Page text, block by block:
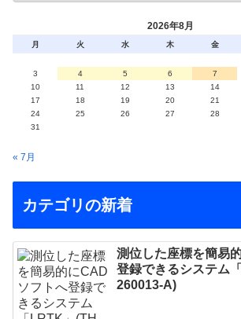
2026年8月
月 火 水 木 金
3
4 5 6 7
10
11 12 13 14
17
18 19 20 21
24
25 26 27 28
31
« 7月
カテゴリの新着
測位した座標を簡易
登録できるシステム
260013-A)